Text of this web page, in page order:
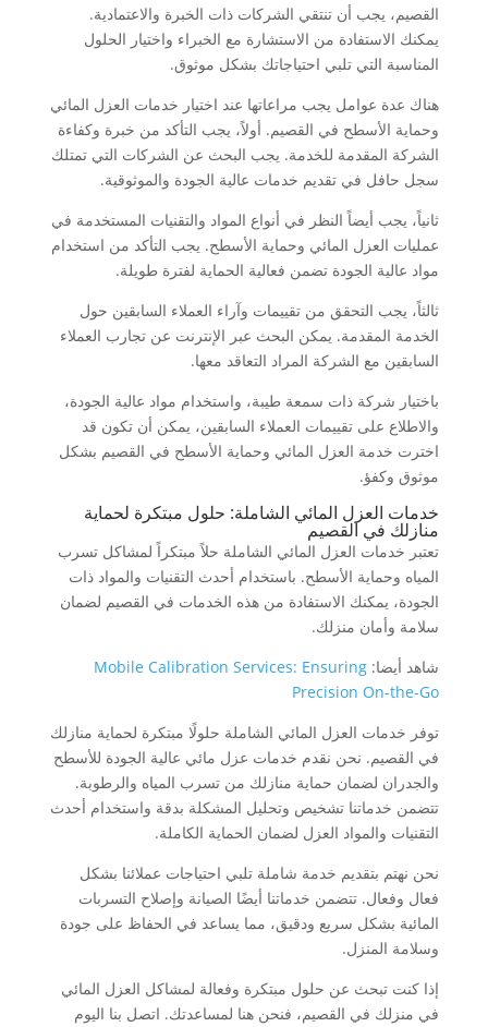
القصيم، يجب أن تنتقي الشركات ذات الخبرة والاعتمادية.
يمكنك الاستفادة من الاستشارة مع الخبراء واختيار الحلول
المناسبة التي تلبي احتياجاتك بشكل موثوق.
هناك عدة عوامل يجب مراعاتها عند اختيار خدمات العزل المائي
وحماية الأسطح في القصيم. أولاً، يجب التأكد من خبرة وكفاءة
الشركة المقدمة للخدمة. يجب البحث عن الشركات التي تمتلك
سجل حافل في تقديم خدمات عالية الجودة والموثوقية.
ثانياً، يجب أيضاً النظر في أنواع المواد والتقنيات المستخدمة في
عمليات العزل المائي وحماية الأسطح. يجب التأكد من استخدام
مواد عالية الجودة تضمن فعالية الحماية لفترة طويلة.
ثالثاً، يجب التحقق من تقييمات وآراء العملاء السابقين حول
الخدمة المقدمة. يمكن البحث عبر الإنترنت عن تجارب العملاء
السابقين مع الشركة المراد التعاقد معها.
باختيار شركة ذات سمعة طيبة، واستخدام مواد عالية الجودة،
والاطلاع على تقييمات العملاء السابقين، يمكن أن تكون قد
اخترت خدمة العزل المائي وحماية الأسطح في القصيم بشكل
موثوق وكفؤ.
خدمات العزل المائي الشاملة: حلول مبتكرة لحماية
منازلك في القصيم
تعتبر خدمات العزل المائي الشاملة حلاً مبتكراً لمشاكل تسرب
المياه وحماية الأسطح. باستخدام أحدث التقنيات والمواد ذات
الجودة، يمكنك الاستفادة من هذه الخدمات في القصيم لضمان
سلامة وأمان منزلك.
شاهد أيضا: Mobile Calibration Services: Ensuring
Precision On-the-Go
توفر خدمات العزل المائي الشاملة حلولًا مبتكرة لحماية منازلك
في القصيم. نحن نقدم خدمات عزل مائي عالية الجودة للأسطح
والجدران لضمان حماية منازلك من تسرب المياه والرطوبة.
تتضمن خدماتنا تشخيص وتحليل المشكلة بدقة واستخدام أحدث
التقنيات والمواد العزل لضمان الحماية الكاملة.
نحن نهتم بتقديم خدمة شاملة تلبي احتياجات عملائنا بشكل
فعال وفعال. تتضمن خدماتنا أيضًا الصيانة وإصلاح التسربات
المائية بشكل سريع ودقيق، مما يساعد في الحفاظ على جودة
وسلامة المنزل.
إذا كنت تبحث عن حلول مبتكرة وفعالة لمشاكل العزل المائي
في منزلك في القصيم، فنحن هنا لمساعدتك. اتصل بنا اليوم